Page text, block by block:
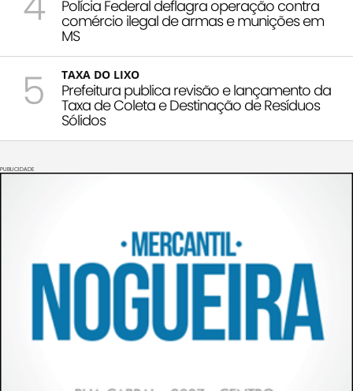
Polícia Federal deflagra operação contra
comércio ilegal de armas e munições em
MS
5 TAXA DO LIXO
Prefeitura publica revisão e lançamento da
Taxa de Coleta e Destinação de Resíduos
Sólidos
PUBLICIDADE